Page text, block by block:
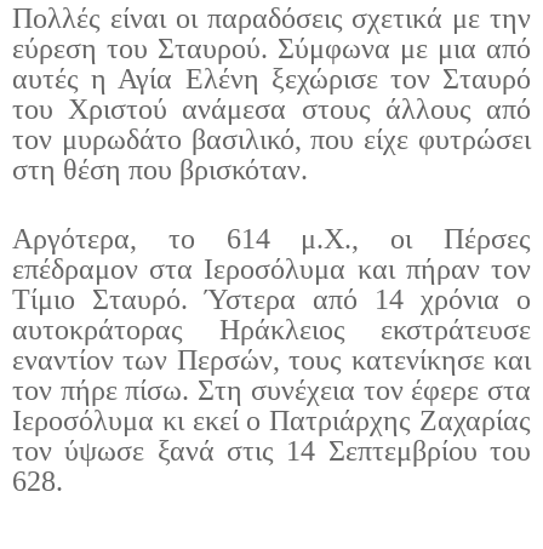
Πολλές είναι οι παραδόσεις σχετικά με την
εύρεση του Σταυρού. Σύμφωνα με μια από
αυτές η Αγία Ελένη ξεχώρισε τον Σταυρό
του Χριστού ανάμεσα στους άλλους από
τον μυρωδάτο βασιλικό, που είχε φυτρώσει
στη θέση που βρισκόταν.
Αργότερα, το 614 μ.Χ., οι Πέρσες
επέδραμον στα Ιεροσόλυμα και πήραν τον
Τίμιο Σταυρό. Ύστερα από 14 χρόνια ο
αυτοκράτορας Ηράκλειος εκστράτευσε
εναντίον των Περσών, τους κατενίκησε και
τον πήρε πίσω. Στη συνέχεια τον έφερε στα
Ιεροσόλυμα κι εκεί ο Πατριάρχης Ζαχαρίας
τον ύψωσε ξανά στις 14 Σεπτεμβρίου του
628.